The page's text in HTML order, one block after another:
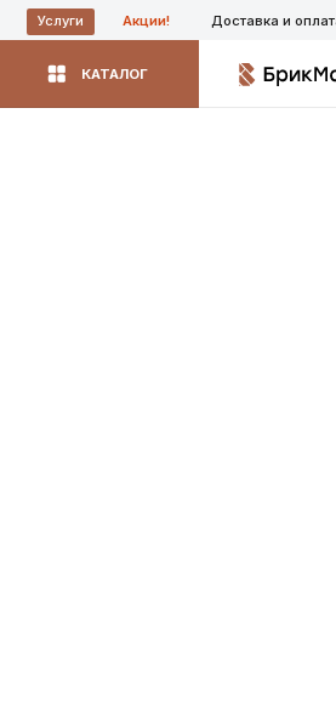
Доставка и оплата
Акции!
Услуги
КАТАЛОГ